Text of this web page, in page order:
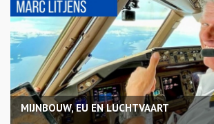
MIJNBOUW, EU EN LUCHTVAART